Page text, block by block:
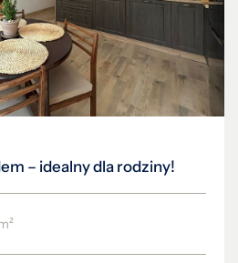
– idealny dla rodziny!